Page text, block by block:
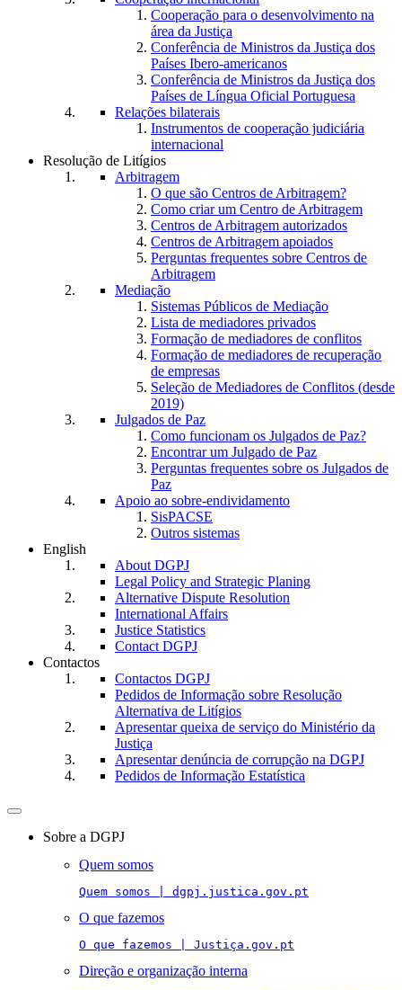
Cooperação para o desenvolvimento na
área da Justiça
Conferência de Ministros da Justiça dos
Países Ibero-americanos
Conferência de Ministros da Justiça dos
Países de Língua Oficial Portuguesa
Relações bilaterais
Instrumentos de cooperação judiciária
internacional
Resolução de Litígios
Arbitragem
O que são Centros de Arbitragem?
Como criar um Centro de Arbitragem
Centros de Arbitragem autorizados
Centros de Arbitragem apoiados
Perguntas frequentes sobre Centros de
Arbitragem
Mediação
Sistemas Públicos de Mediação
Lista de mediadores privados
Formação de mediadores de conflitos
Formação de mediadores de recuperação
de empresas
Seleção de Mediadores de Conflitos (desde
2019)
Julgados de Paz
Como funcionam os Julgados de Paz?
Encontrar um Julgado de Paz
Perguntas frequentes sobre os Julgados de
Paz
Apoio ao sobre-endividamento
SisPACSE
Outros sistemas
English
About DGPJ
Legal Policy and Strategic Planing
Alternative Dispute Resolution
International Affairs
Justice Statistics
Contact DGPJ
Contactos
Contactos DGPJ
Pedidos de Informação sobre Resolução
Alternativa de Litígios
Apresentar queixa de serviço do Ministério da
Justiça
Apresentar denúncia de corrupção na DGPJ
Pedidos de Informação Estatística
Toggle
navigationSobre a DGPJ
Quem somos
Quem somos | dgpj.justica.gov.pt
O que fazemos
O que fazemos | Justiça.gov.pt
Direção e organização interna